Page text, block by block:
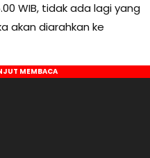
WIB, tidak ada lagi yang
akan diarahkan ke